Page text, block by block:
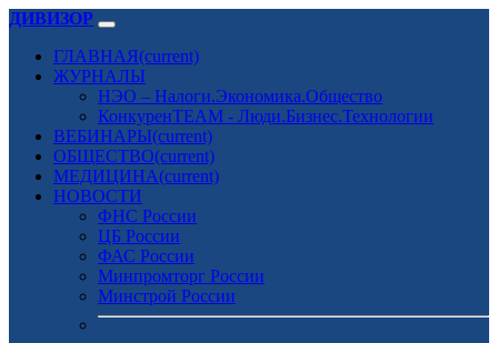
ДИВИЗОР
ГЛАВНАЯ(current)
ЖУРНАЛЫ
НЭО – Налоги.Экономика.Общество
КонкуренTEAM - Люди.Бизнес.Технологии
ВЕБИНАРЫ(current)
ОБЩЕСТВО(current)
МЕДИЦИНА(current)
НОВОСТИ
ФНС России
ЦБ России
ФАС России
Минпромторг России
Минстрой России